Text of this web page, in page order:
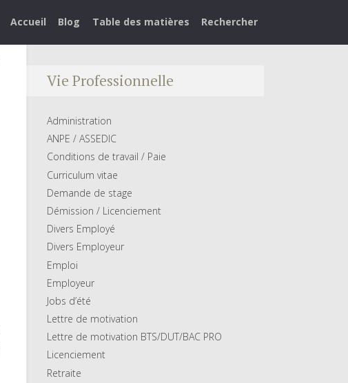
Accueil Blog Table des matières Rechercher
Vie Professionnelle
Administration
ANPE / ASSEDIC
Conditions de travail / Paie
Curriculum vitae
Demande de stage
Démission / Licenciement
Divers Employé
Divers Employeur
Emploi
Employeur
Jobs d’été
Lettre de motivation
Lettre de motivation BTS/DUT/BAC PRO
Licenciement
Retraite